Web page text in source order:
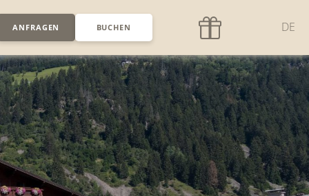
ANFRAGEN BUCHEN DE